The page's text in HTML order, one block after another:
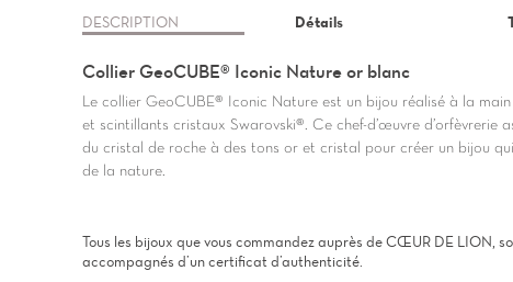
DESCRIPTION Détails
Collier GeoCUBE® Iconic Nature or blanc
Le collier GeoCUBE® Iconic Nature est un bijou réalisé à la
et scintillants cristaux Swarovski®. Ce chef-d’œuvre d’orfèvrerie
du cristal de roche à des tons or et cristal pour créer un bijou
de la nature.
Tous les bijoux que vous commandez auprès de CŒUR DE LION,
accompagnés d’un certificat d’authenticité.